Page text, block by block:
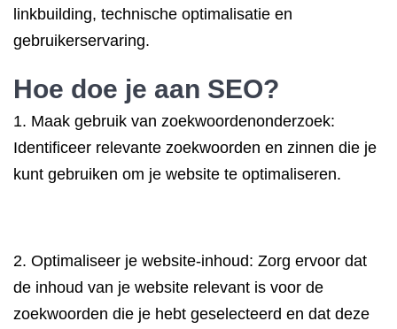
linkbuilding, technische optimalisatie en
gebruikerservaring.
Hoe doe je aan SEO?
1. Maak gebruik van zoekwoordenonderzoek:
Identificeer relevante zoekwoorden en zinnen die je
kunt gebruiken om je website te optimaliseren.
2. Optimaliseer je website-inhoud: Zorg ervoor dat
de inhoud van je website relevant is voor de
zoekwoorden die je hebt geselecteerd en dat deze